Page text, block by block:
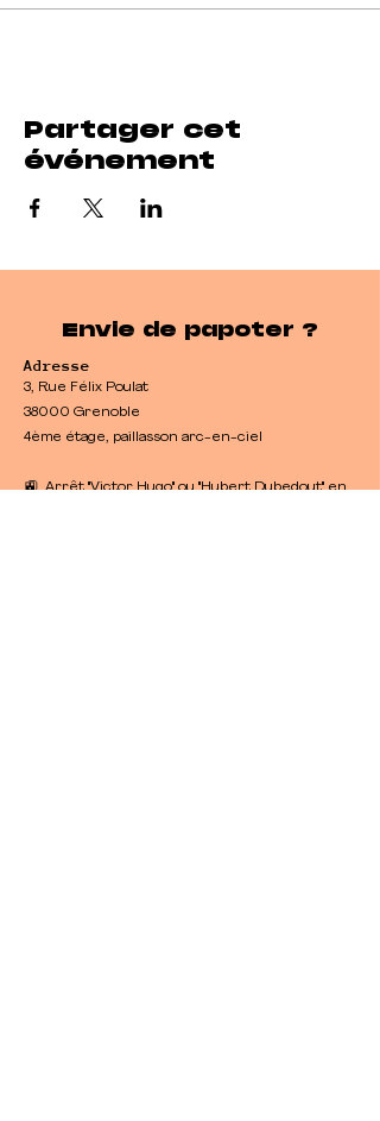
Partager cet
événement
Envie de papoter ?
Adresse
3, Rue Félix Poulat
38000 Grenoble
4ème étage, paillasson arc-en-ciel
🚉 Arrêt "Victor Hugo" ou "Hubert Dubedout" en